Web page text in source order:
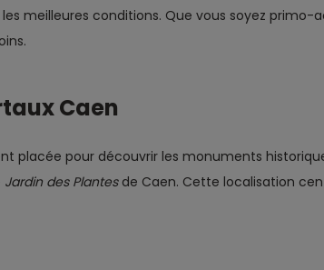
meilleures conditions. Que vous soyez
Caen
placée pour découvrir les monuments
Jardin des Plantesde Caen. Cette localisation